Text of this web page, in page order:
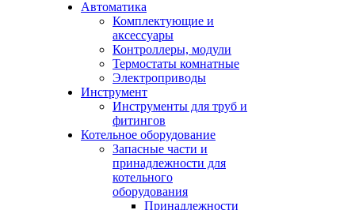
Автоматика
Комплектующие и
аксессуары
Контроллеры, модули
Термостаты комнатные
Электроприводы
Инструмент
Инструменты для труб и
фитингов
Котельное оборудование
Запасные части и
принадлежности для
котельного
оборудования
Принадлежности